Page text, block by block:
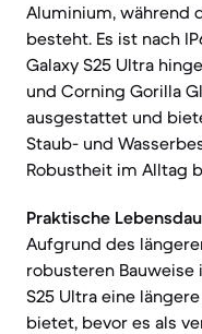
Aluminium, während
besteht. Es ist nach
Galaxy S25 Ultra
und Corning Gorilla
ausgestattet und
Staub- und
Robustheit im Alltag
Praktische
Aufgrund des
robusteren Bauweise
S25 Ultra eine
bietet, bevor es als